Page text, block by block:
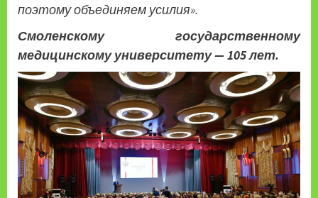
поэтому объединяем усилия».
Смоленскому государственному
медицинскому университету — 105 лет.